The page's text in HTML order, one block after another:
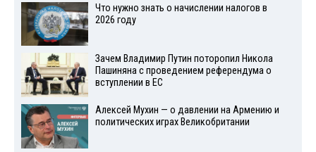
Что нужно знать о начислении налогов в
2026 году
Зачем Владимир Путин поторопил Никола
Пашиняна с проведением референдума о
вступлении в ЕС
Алексей Мухин — о давлении на Армению и
политических играх Великобритании